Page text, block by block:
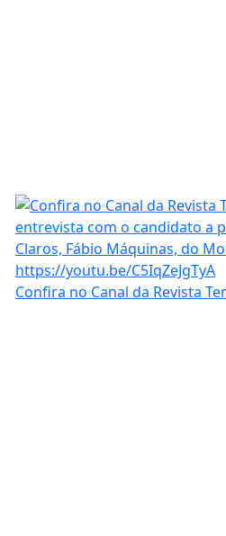
Confira no Canal da Revista